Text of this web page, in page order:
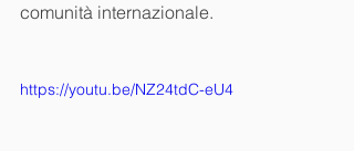
comunità internazionale.
https://youtu.be/NZ24tdC-eU4